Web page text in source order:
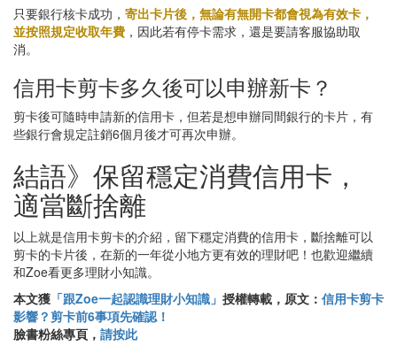
只要銀行核卡成功， 寄出卡片後，無論有無開卡都會視為有效卡，
並按照規定收取年費 ，因此若有停卡需求，還是要請客服協助取
消。
信用卡剪卡多久後可以申辦新卡？
剪卡後可隨時申請新的信用卡，但若是想申辦同間銀行的卡片，有
些銀行會規定註銷6個月後才可再次申辦。
結語》保留穩定消費信用卡，
適當斷捨離
以上就是信用卡剪卡的介紹，留下穩定消費的信用卡，斷捨離可以
剪卡的卡片後，在新的一年從小地方更有效的理財吧！也歡迎繼續
和Zoe看更多理財小知識。
本文獲 「跟Zoe一起認識理財小知識」 授權轉載，原文： 信用卡剪卡
影響？剪卡前6事項先確認！
臉書粉絲專頁， 請按此